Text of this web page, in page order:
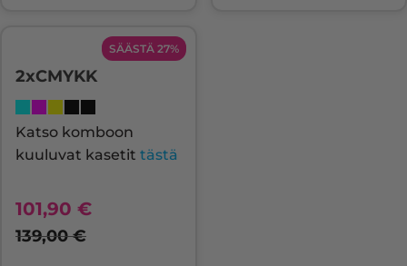
SÄÄSTÄ 27%
2xCMYKK
Katso komboon
kuuluvat kasetit tästä
101,90 €
139,00€